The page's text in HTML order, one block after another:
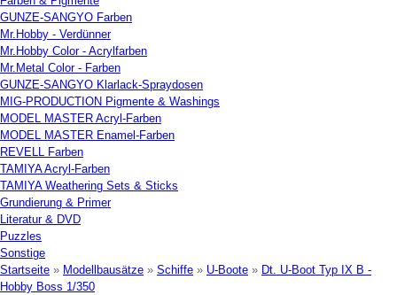
GUNZE-SANGYO Farben
Mr.Hobby - Verdünner
Mr.Hobby Color - Acrylfarben
Mr.Metal Color - Farben
GUNZE-SANGYO Klarlack-Spraydosen
MIG-PRODUCTION Pigmente & Washings
MODEL MASTER Acryl-Farben
MODEL MASTER Enamel-Farben
REVELL Farben
TAMIYA Acryl-Farben
TAMIYA Weathering Sets & Sticks
Grundierung & Primer
Literatur & DVD
Puzzles
Sonstige
Startseite » Modellbausätze » Schiffe » U-Boote » Dt. U-Boot Typ IX B -
Hobby Boss 1/350